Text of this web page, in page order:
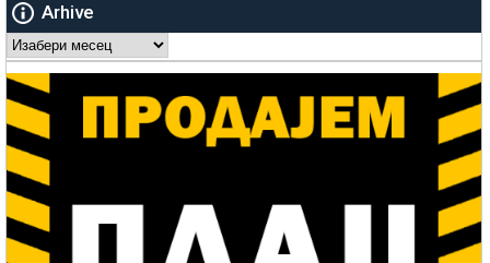
Arhive
Arhive